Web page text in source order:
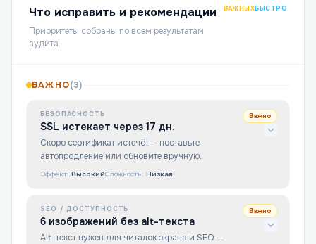
Что исправить и рекомендации
Приоритеты собраны по всем результатам
аудита
ВАЖНЫХБЫСТРО
ВАЖНО(3)
БЕЗОПАСНОСТЬ
SSL истекает через 17 дн.
Скоро сертификат истечёт — поставьте
автопродление или обновите вручную.
Важно
Эффект: ВысокийСложность: Низкая
SEO / ДОСТУПНОСТЬ
6 изображений без alt-текста
Alt-текст нужен для читалок экрана и SEO —
Важно